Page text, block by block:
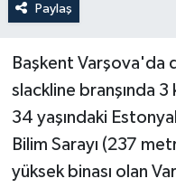
Paylaş
Başkent Varşova'da
slackline branşında
34 yaşındaki
Bilim Sarayı (237
yüksek binası olan